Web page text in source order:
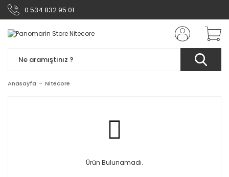
0 534 832 95 01
Anasayfa Nitecore
Ürün Bulunamadı.